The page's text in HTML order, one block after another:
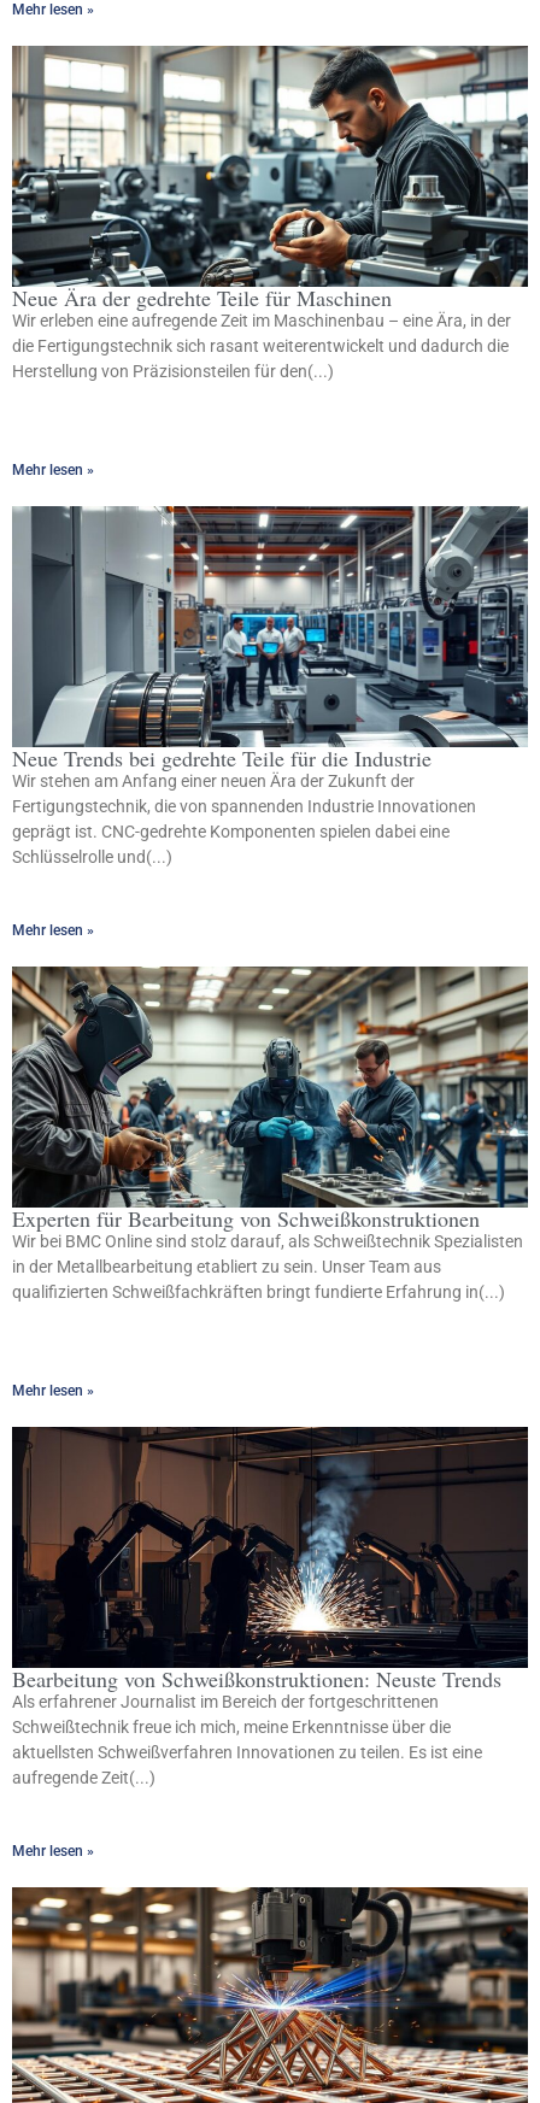
Mehr lesen »
Neue Ära der gedrehte Teile für Maschinen
Wir erleben eine aufregende Zeit im Maschinenbau – eine Ära, in der
die Fertigungstechnik sich rasant weiterentwickelt und dadurch die
Herstellung von Präzisionsteilen für den(...)
Mehr lesen »
Neue Trends bei gedrehte Teile für die Industrie
Wir stehen am Anfang einer neuen Ära der Zukunft der
Fertigungstechnik, die von spannenden Industrie Innovationen
geprägt ist. CNC-gedrehte Komponenten spielen dabei eine
Schlüsselrolle und(...)
Mehr lesen »
Experten für Bearbeitung von Schweißkonstruktionen
Wir bei BMC Online sind stolz darauf, als Schweißtechnik Spezialisten
in der Metallbearbeitung etabliert zu sein. Unser Team aus
qualifizierten Schweißfachkräften bringt fundierte Erfahrung in(...)
Mehr lesen »
Bearbeitung von Schweißkonstruktionen: Neuste Trends
Als erfahrener Journalist im Bereich der fortgeschrittenen
Schweißtechnik freue ich mich, meine Erkenntnisse über die
aktuellsten Schweißverfahren Innovationen zu teilen. Es ist eine
aufregende Zeit(...)
Mehr lesen »